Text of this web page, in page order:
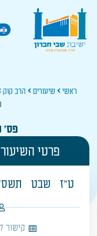
ראשי שיעורים הרב קוק
פס'
פרטי השיעור
ט"ז שבט
קישור